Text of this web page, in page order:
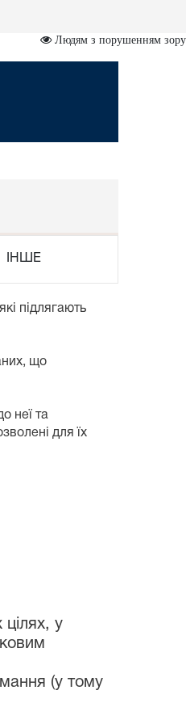
Людям з порушенням зору
ІНШЕ
підлягають
що
неї та
для їх
у
(у тому